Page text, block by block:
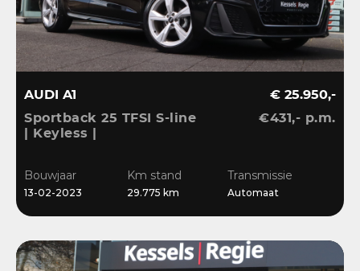
AUDI A1
Sportback 25 TFSI S-line
| Keyless |
| Navi
€ 25.950,-
€431,- p.m.
Bouwjaar
13-02-2023
Km stand
29.775 km
Transmissie
Automaat